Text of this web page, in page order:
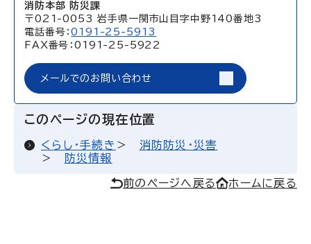
消防本部 防災課
〒021-0053 岩手県一関市山目字中野140番地3
電話番号：0191-25-5913
FAX番号：0191-25-5922
メールでのお問い合わせ
このページの現在位置
くらし・手続き
消防防災・災害
防災情報
前のページへ戻る ホームに戻る